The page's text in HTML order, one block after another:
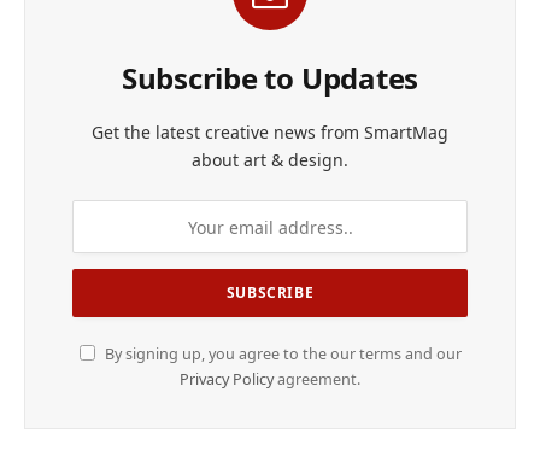
Subscribe to Updates
Get the latest creative news from SmartMag
about art & design.
By signing up, you agree to the our terms and our
Privacy Policyagreement.